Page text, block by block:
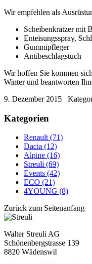
Wir empfehlen als
Scheibenkratzer mit
Enteisungsspray,
Gummipfleger
Antibeschlagstuch
Wir hoffen Sie kommen
Winter und beantworten
9. Dezember 2015
Kategorien
Renault (71)
Dacia (12)
Alpine (16)
Streuli (69)
Events (42)
ECO (21)
4YOUNG (8)
Zurück zum Seitenanfang
Walter Streuli AG
Schönenbergstrasse 139
8820 Wädenswil